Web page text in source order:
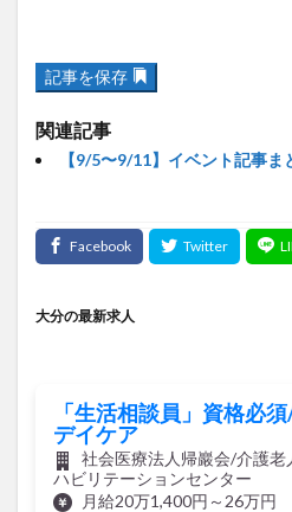
記事を保存
関連記事
【9/5〜9/11】イベント記事ま
大分の最新求人
「生活相談員」資格必
デイケア
社会医療法人帰巖会/介護老
ハビリテーションセンター
月給20万1,400円～26万円